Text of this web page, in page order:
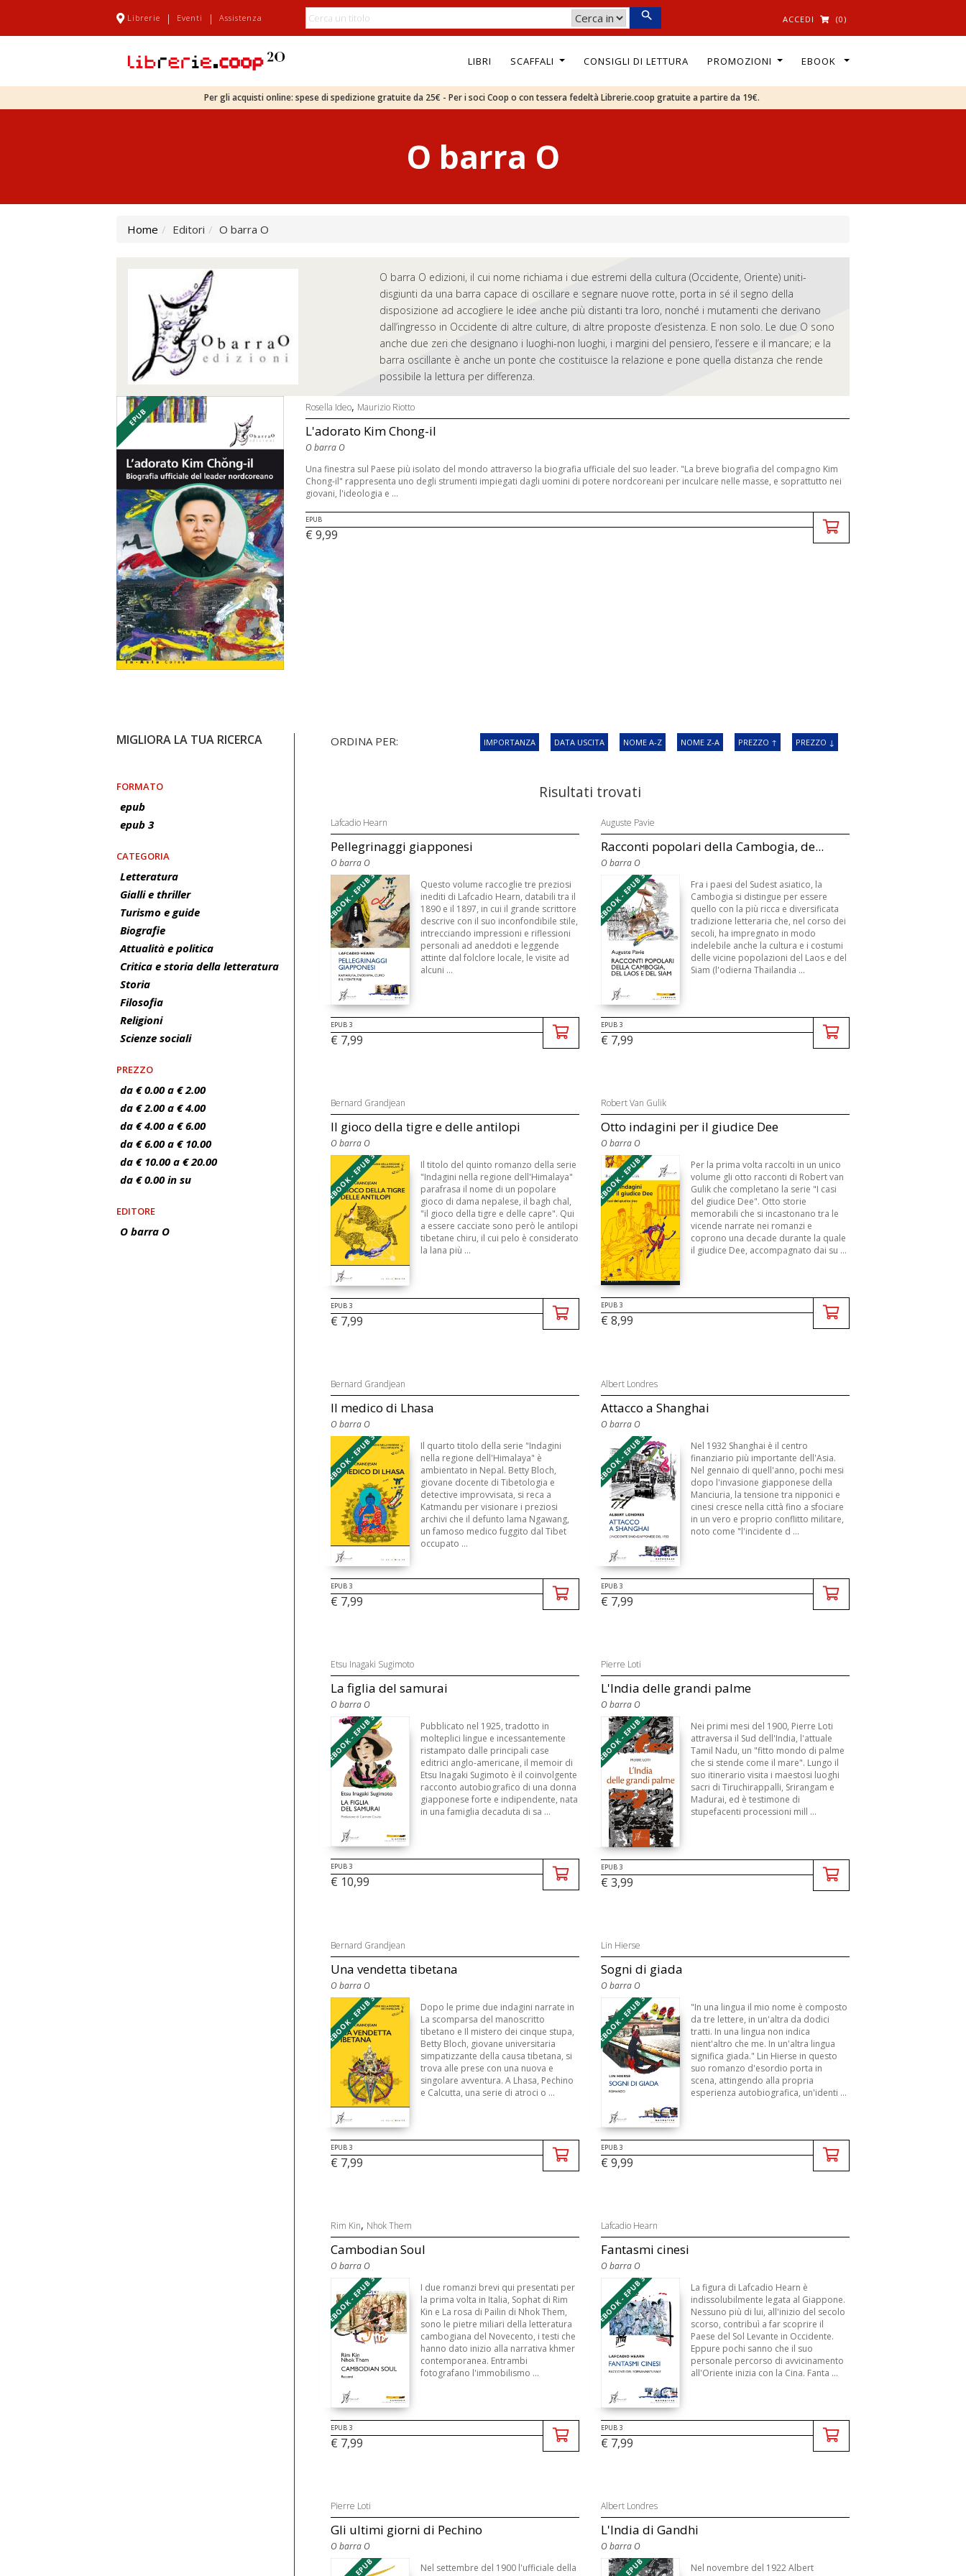
Librerie | Eventi | Assistenza ACCEDI (0)
LIBRI SCAFFALI CONSIGLI DI LETTURA PROMOZIONI EBOOK
Per gli acquisti online: spese di spedizione gratuite da 25€ - Per i soci Coop o con tessera fedeltà Librerie.coop gratuite a partire da 19€.
O barra O
Home Editori O barra O
O barra O edizioni, il cui nome richiama i due estremi della cultura (Occidente, Oriente) uniti-
disgiunti da una barra capace di oscillare e segnare nuove rotte, porta in sé il segno della
disposizione ad accogliere le idee anche più distanti tra loro, nonché i mutamenti che derivano
dall’ingresso in Occidente di altre culture, di altre proposte d’esistenza. E non solo. Le due O sono
anche due zeri che designano i luoghi-non luoghi, i margini del pensiero, l’essere e il mancare; e la
barra oscillante è anche un ponte che costituisce la relazione e pone quella distanza che rende
possibile la lettura per differenza.
EPUB Rosella Ideo, Maurizio Riotto
L'adorato Kim Chong-il
O barra O
Una finestra sul Paese più isolato del mondo attraverso la biografia ufficiale del suo leader. "La breve biografia del compagno Kim
Chong-il" rappresenta uno degli strumenti impiegati dagli uomini di potere nordcoreani per inculcare nelle masse, e soprattutto nei
giovani, l'ideologia e ...
EPUB
€ 9,99
MIGLIORA LA TUA RICERCA
FORMATO
epub
epub 3
CATEGORIA
Letteratura
Gialli e thriller
Turismo e guide
Biografie
Attualità e politica
Critica e storia della letteratura
Storia
Filosofia
Religioni
Scienze sociali
PREZZO
da € 0.00 a € 2.00
da € 2.00 a € 4.00
da € 4.00 a € 6.00
da € 6.00 a € 10.00
da € 10.00 a € 20.00
da € 0.00 in su
EDITORE
O barra O
ORDINA PER: IMPORTANZA DATA USCITA NOME A-Z NOME Z-A PREZZO ↑ PREZZO ↓
Risultati trovati
Lafcadio Hearn
Pellegrinaggi giapponesi
O barra O
EBOOK - EPUB 3
Questo volume raccoglie tre preziosi
inediti di Lafcadio Hearn, databili tra il
1890 e il 1897, in cui il grande scrittore
descrive con il suo inconfondibile stile,
intrecciando impressioni e riflessioni
personali ad aneddoti e leggende
attinte dal folclore locale, le visite ad
alcuni ...
EPUB 3
€ 7,99
Auguste Pavie
Racconti popolari della Cambogia, de...
O barra O
EBOOK - EPUB 3
Fra i paesi del Sudest asiatico, la
Cambogia si distingue per essere
quello con la più ricca e diversificata
tradizione letteraria che, nel corso dei
secoli, ha impregnato in modo
indelebile anche la cultura e i costumi
delle vicine popolazioni del Laos e del
Siam (l'odierna Thailandia ...
EPUB 3
€ 7,99
Bernard Grandjean
Il gioco della tigre e delle antilopi
O barra O
EBOOK - EPUB 3
Il titolo del quinto romanzo della serie
"Indagini nella regione dell'Himalaya"
parafrasa il nome di un popolare
gioco di dama nepalese, il bagh chal,
"il gioco della tigre e delle capre". Qui
a essere cacciate sono però le antilopi
tibetane chiru, il cui pelo è considerato
la lana più ...
EPUB 3
€ 7,99
Robert Van Gulik
Otto indagini per il giudice Dee
O barra O
EBOOK - EPUB 3
Per la prima volta raccolti in un unico
volume gli otto racconti di Robert van
Gulik che completano la serie "I casi
del giudice Dee". Otto storie
memorabili che si incastonano tra le
vicende narrate nei romanzi e
coprono una decade durante la quale
il giudice Dee, accompagnato dai su ...
EPUB 3
€ 8,99
Bernard Grandjean
Il medico di Lhasa
O barra O
EBOOK - EPUB 3
Il quarto titolo della serie "Indagini
nella regione dell'Himalaya" è
ambientato in Nepal. Betty Bloch,
giovane docente di Tibetologia e
detective improvvisata, si reca a
Katmandu per visionare i preziosi
archivi che il defunto lama Ngawang,
un famoso medico fuggito dal Tibet
occupato ...
EPUB 3
€ 7,99
Albert Londres
Attacco a Shanghai
O barra O
EBOOK - EPUB 3
Nel 1932 Shanghai è il centro
finanziario più importante dell'Asia.
Nel gennaio di quell'anno, pochi mesi
dopo l'invasione giapponese della
Manciuria, la tensione tra nipponici e
cinesi cresce nella città fino a sfociare
in un vero e proprio conflitto militare,
noto come "l'incidente d ...
EPUB 3
€ 7,99
Etsu Inagaki Sugimoto
La figlia del samurai
O barra O
EBOOK - EPUB 3
Pubblicato nel 1925, tradotto in
molteplici lingue e incessantemente
ristampato dalle principali case
editrici anglo-americane, il memoir di
Etsu Inagaki Sugimoto è il coinvolgente
racconto autobiografico di una donna
giapponese forte e indipendente, nata
in una famiglia decaduta di sa ...
EPUB 3
€ 10,99
Pierre Loti
L'India delle grandi palme
O barra O
EBOOK - EPUB 3
Nei primi mesi del 1900, Pierre Loti
attraversa il Sud dell'India, l'attuale
Tamil Nadu, un "fitto mondo di palme
che si stende come il mare". Lungo il
suo itinerario visita i maestosi luoghi
sacri di Tiruchirappalli, Srirangam e
Madurai, ed è testimone di
stupefacenti processioni mill ...
EPUB 3
€ 3,99
Bernard Grandjean
Una vendetta tibetana
O barra O
EBOOK - EPUB 3
Dopo le prime due indagini narrate in
La scomparsa del manoscritto
tibetano e Il mistero dei cinque stupa,
Betty Bloch, giovane universitaria
simpatizzante della causa tibetana, si
trova alle prese con una nuova e
singolare avventura. A Lhasa, Pechino
e Calcutta, una serie di atroci o ...
EPUB 3
€ 7,99
Lin Hierse
Sogni di giada
O barra O
EBOOK - EPUB 3
"In una lingua il mio nome è composto
da tre lettere, in un'altra da dodici
tratti. In una lingua non indica
nient'altro che me. In un'altra lingua
significa giada." Lin Hierse in questo
suo romanzo d'esordio porta in
scena, attingendo alla propria
esperienza autobiografica, un'identi ...
EPUB 3
€ 9,99
Rim Kin, Nhok Them
Cambodian Soul
O barra O
EBOOK - EPUB 3
I due romanzi brevi qui presentati per
la prima volta in Italia, Sophat di Rim
Kin e La rosa di Pailin di Nhok Them,
sono le pietre miliari della letteratura
cambogiana del Novecento, i testi che
hanno dato inizio alla narrativa khmer
contemporanea. Entrambi
fotografano l'immobilismo ...
EPUB 3
€ 7,99
Lafcadio Hearn
Fantasmi cinesi
O barra O
EBOOK - EPUB 3
La figura di Lafcadio Hearn è
indissolubilmente legata al Giappone.
Nessuno più di lui, all'inizio del secolo
scorso, contribuì a far scoprire il
Paese del Sol Levante in Occidente.
Eppure pochi sanno che il suo
personale percorso di avvicinamento
all'Oriente inizia con la Cina. Fanta ...
EPUB 3
€ 7,99
Pierre Loti
Gli ultimi giorni di Pechino
O barra O
Nel settembre del 1900 l'ufficiale della
Albert Londres
L'India di Gandhi
O barra O
Nel novembre del 1922 Albert